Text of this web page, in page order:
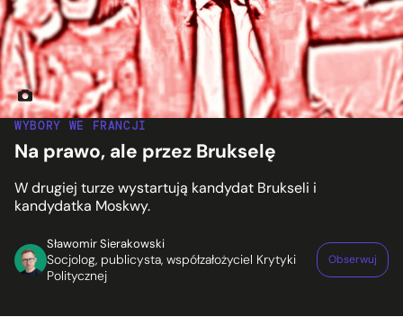
WYBORY WE FRANCJI
Na prawo, ale przez Brukselę
W drugiej turze wystartują kandydat Brukseli i
kandydatka Moskwy.
Sławomir Sierakowski
Socjolog, publicysta, współzałożyciel Krytyki
Politycznej
Obserwuj
Fot. Pietro Piupparco, cc, flickr.com